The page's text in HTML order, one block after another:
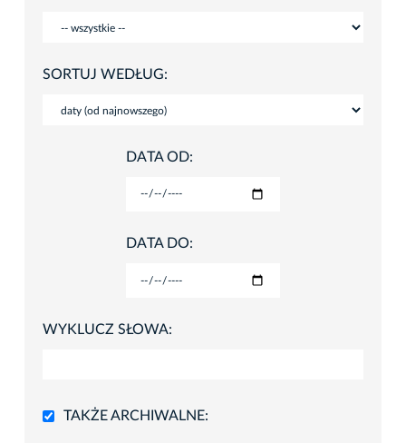
SORTUJ WEDŁUG:
DATA OD:
DATA DO:
WYKLUCZ SŁOWA:
TAKŻE ARCHIWALNE: